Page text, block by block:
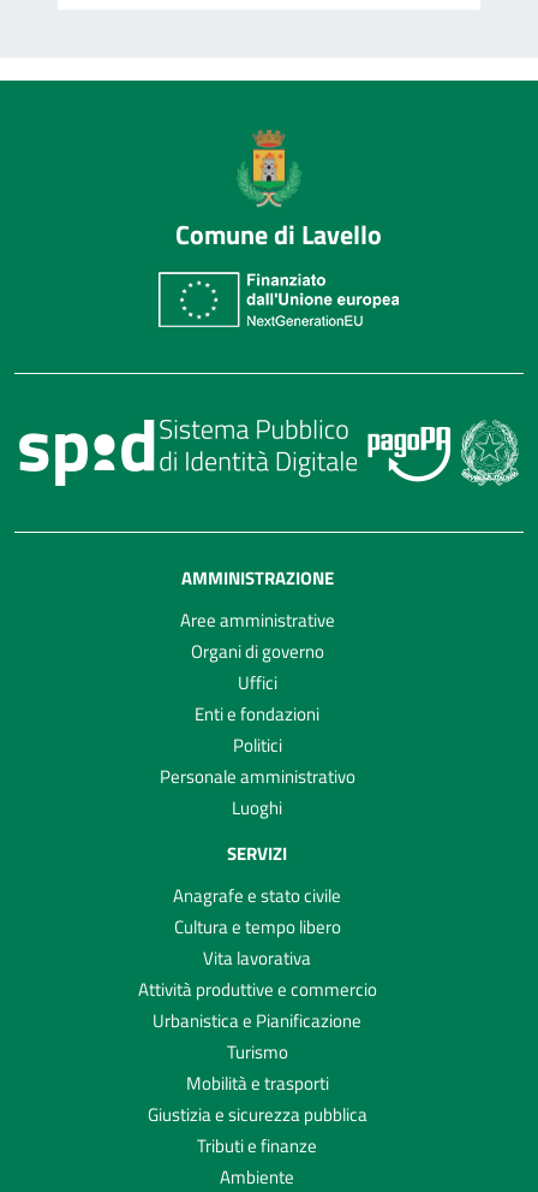
Comune di Lavello
AMMINISTRAZIONE
Aree amministrative
Organi di governo
Uffici
Enti e fondazioni
Politici
Personale amministrativo
Luoghi
SERVIZI
Anagrafe e stato civile
Cultura e tempo libero
Vita lavorativa
Attività produttive e commercio
Urbanistica e Pianificazione
Turismo
Mobilità e trasporti
Giustizia e sicurezza pubblica
Tributi e finanze
Ambiente